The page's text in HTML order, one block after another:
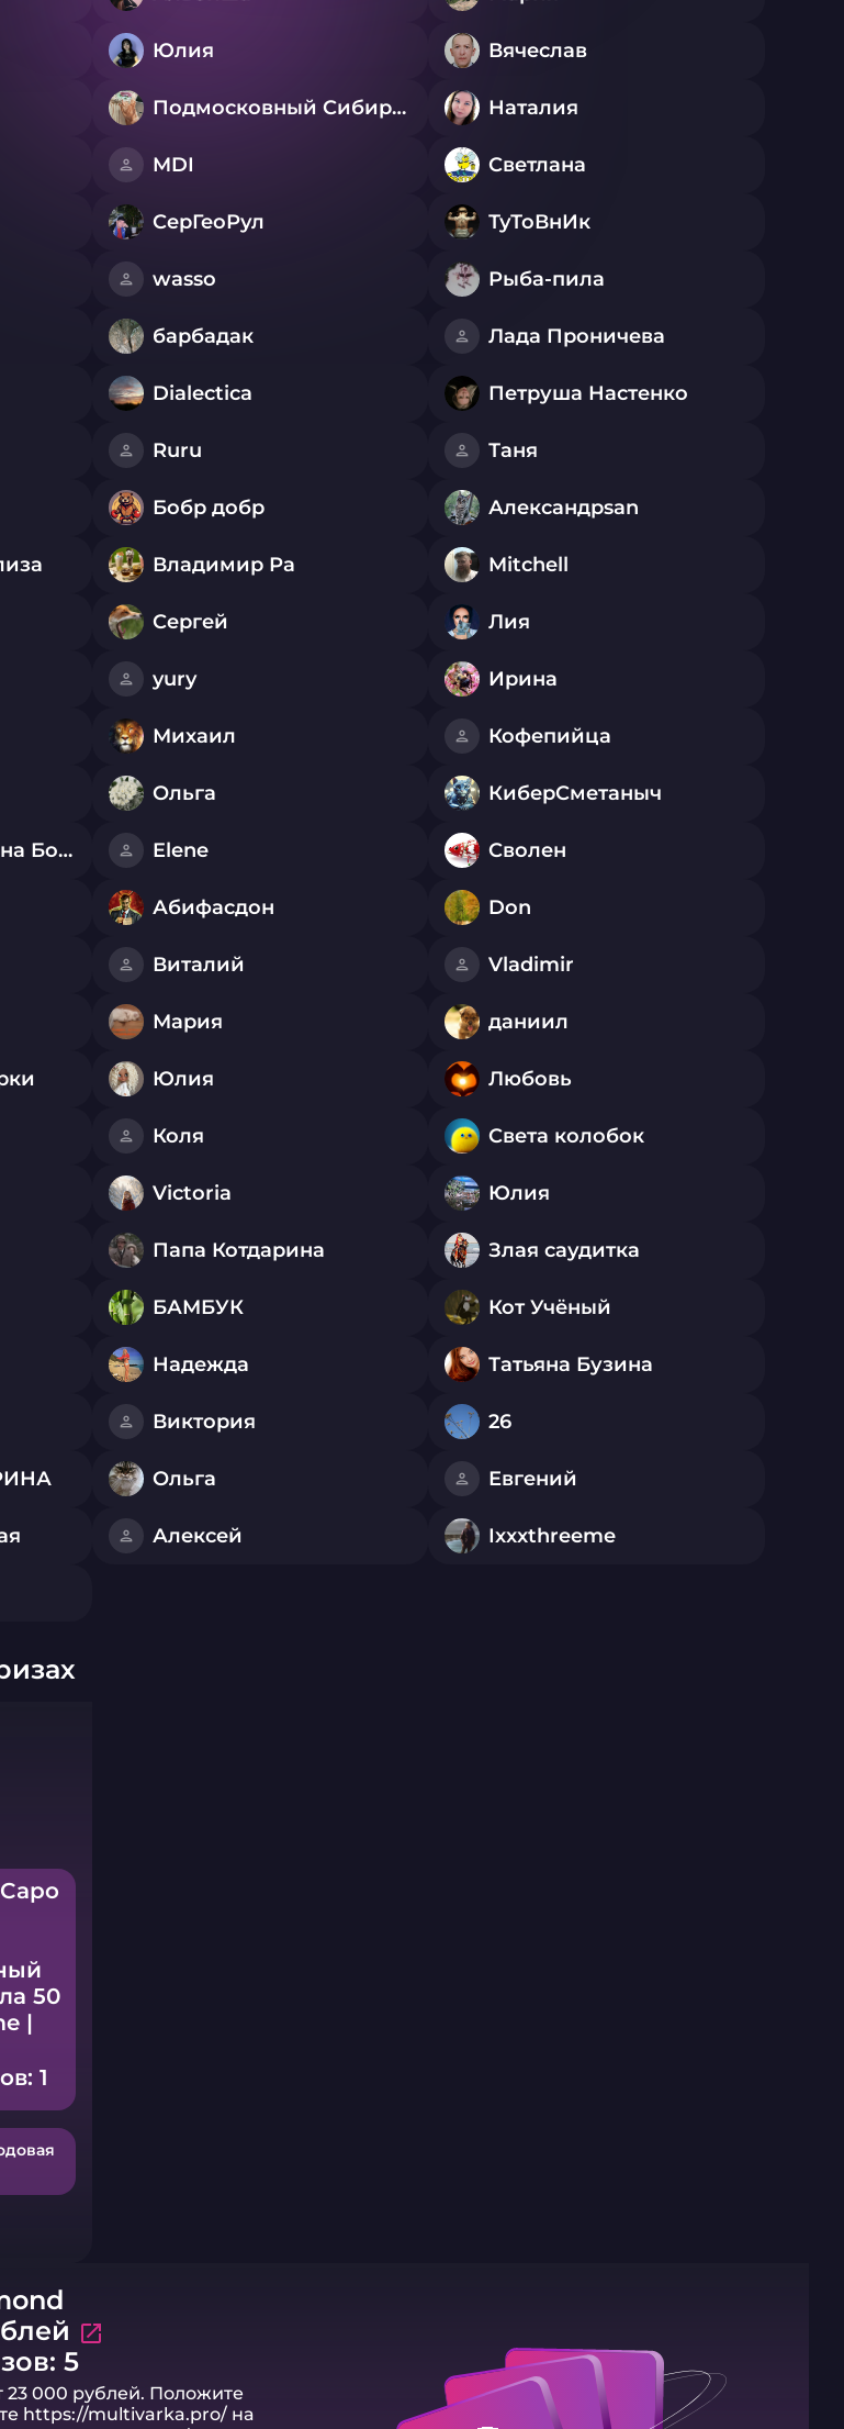
Юлия Вячеслав
Подмосковный Сибиряк Наталия
MDI Светлана
СерГеоРул ТуТоВнИк
wasso Рыба-пила
барбадак Лада Проничева
Dialectica Петруша Настенко
Ruru Таня
Бобр добр Александрsan
Владимир Ра Mitchell
Сергей Лия
yury Ирина
Михаил Кофепийца
Ольга КиберСметаныч
Elene Сволен
Абифасдон Don
Виталий Vladimir
Мария даниил
Юлия Любовь
Коля Света колобок
Victoria Юлия
Папа Котдарина Злая саудитка
БАМБУК Кот Учёный
Надежда Татьяна Бузина
Виктория 26
Ольга Евгений
Алексей Ixxxthreeme
50
|
1
open_in_new
5
23 000 рублей. Положите
https://multivarka.pro/ на